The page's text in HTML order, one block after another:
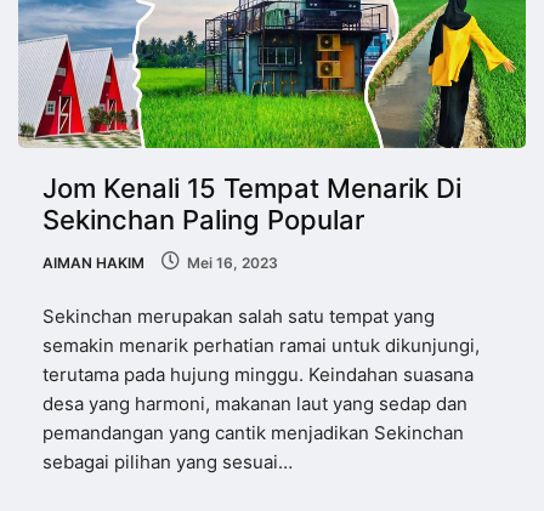
Jom Kenali 15 Tempat Menarik Di
Sekinchan Paling Popular
AIMAN HAKIM Mei 16, 2023
Sekinchan merupakan salah satu tempat yang
semakin menarik perhatian ramai untuk dikunjungi,
terutama pada hujung minggu. Keindahan suasana
desa yang harmoni, makanan laut yang sedap dan
pemandangan yang cantik menjadikan Sekinchan
sebagai pilihan yang sesuai…